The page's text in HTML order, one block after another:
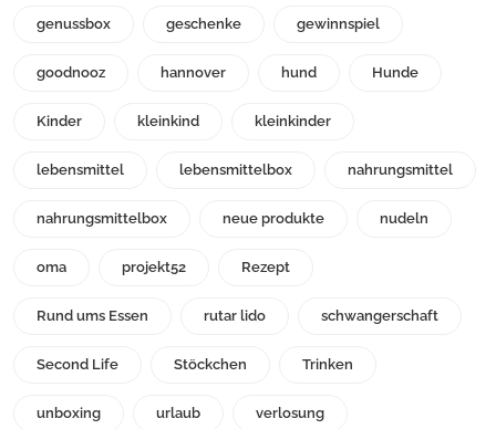
genussbox geschenke gewinnspiel
goodnooz hannover hund Hunde
Kinder kleinkind kleinkinder
lebensmittel lebensmittelbox nahrungsmittel
nahrungsmittelbox neue produkte nudeln
oma projekt52 Rezept
Rund ums Essen rutar lido schwangerschaft
Second Life Stöckchen Trinken
unboxing urlaub verlosung